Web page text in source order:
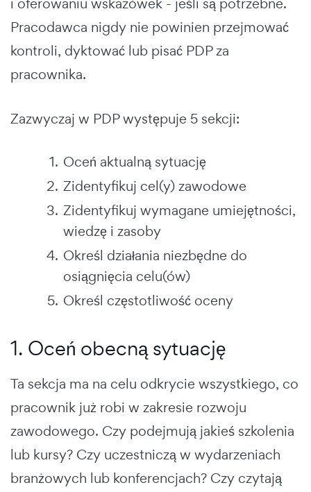
Pracodawca nigdy nie powinien przejmować
kontroli, dyktować lub pisać PDP za
pracownika.
Zazwyczaj w PDP występuje 5 sekcji:
Oceń aktualną sytuację
Zidentyfikuj cel(y) zawodowe
Zidentyfikuj wymagane umiejętności,
wiedzę i zasoby
Określ działania niezbędne do
osiągnięcia celu(ów)
Określ częstotliwość oceny
1. Oceń obecną sytuację
Ta sekcja ma na celu odkrycie wszystkiego, co
pracownik już robi w zakresie rozwoju
zawodowego. Czy podejmują jakieś szkolenia
lub kursy? Czy uczestniczą w wydarzeniach
branżowych lub konferencjach? Czy czytają